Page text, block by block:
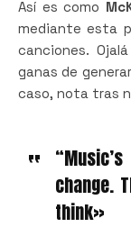
Así es como
mediante esta
canciones.
ganas de
caso, nota tras
change.
think»